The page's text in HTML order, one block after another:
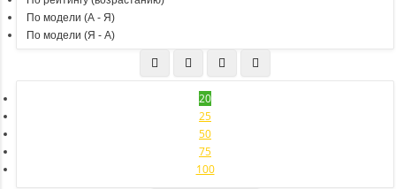
По модели (A - Я)
По модели (Я - A)
20
25
50
75
100